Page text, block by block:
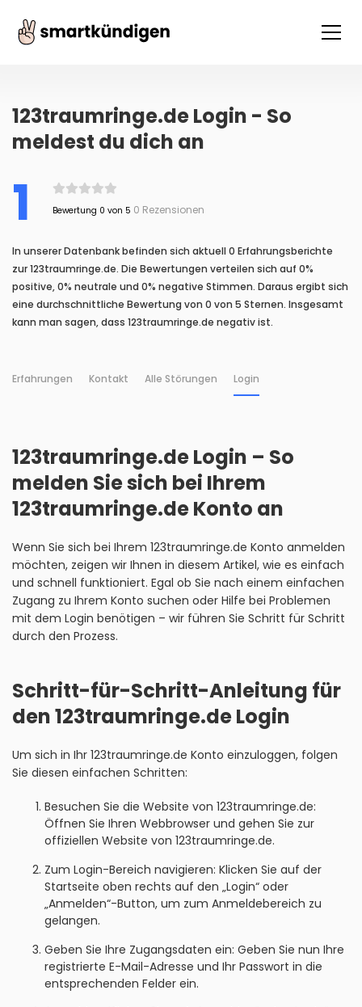
123traumringe.de Login - So
meldest du dich an
1 Bewertung 0 von 5 0 Rezensionen
In unserer Datenbank befinden sich aktuell 0 Erfahrungsberichte
zur 123traumringe.de. Die Bewertungen verteilen sich auf 0%
positive, 0% neutrale und 0% negative Stimmen. Daraus ergibt sich
eine durchschnittliche Bewertung von 0 von 5 Sternen. Insgesamt
kann man sagen, dass 123traumringe.de negativ ist.
Erfahrungen Kontakt Alle Störungen Login
123traumringe.de Login – So
melden Sie sich bei Ihrem
123traumringe.de Konto an
Wenn Sie sich bei Ihrem 123traumringe.de Konto anmelden
möchten, zeigen wir Ihnen in diesem Artikel, wie es einfach
und schnell funktioniert. Egal ob Sie nach einem einfachen
Zugang zu Ihrem Konto suchen oder Hilfe bei Problemen
mit dem Login benötigen – wir führen Sie Schritt für Schritt
durch den Prozess.
Schritt-für-Schritt-Anleitung für
den 123traumringe.de Login
Um sich in Ihr 123traumringe.de Konto einzuloggen, folgen
Sie diesen einfachen Schritten:
Besuchen Sie die Website von 123traumringe.de:
Öffnen Sie Ihren Webbrowser und gehen Sie zur
offiziellen Website von 123traumringe.de.
Zum Login-Bereich navigieren: Klicken Sie auf der
Startseite oben rechts auf den „Login“ oder
„Anmelden“-Button, um zum Anmeldebereich zu
gelangen.
Geben Sie Ihre Zugangsdaten ein: Geben Sie nun Ihre
registrierte E-Mail-Adresse und Ihr Passwort in die
entsprechenden Felder ein.